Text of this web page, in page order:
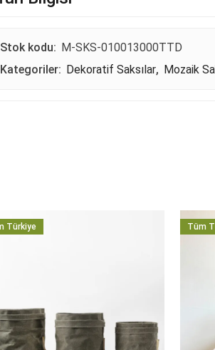
Stok kodu: M-SKS-010013000TTD
Kategoriler: Dekoratif Saksılar, Mozaik
Türkiye Tüm